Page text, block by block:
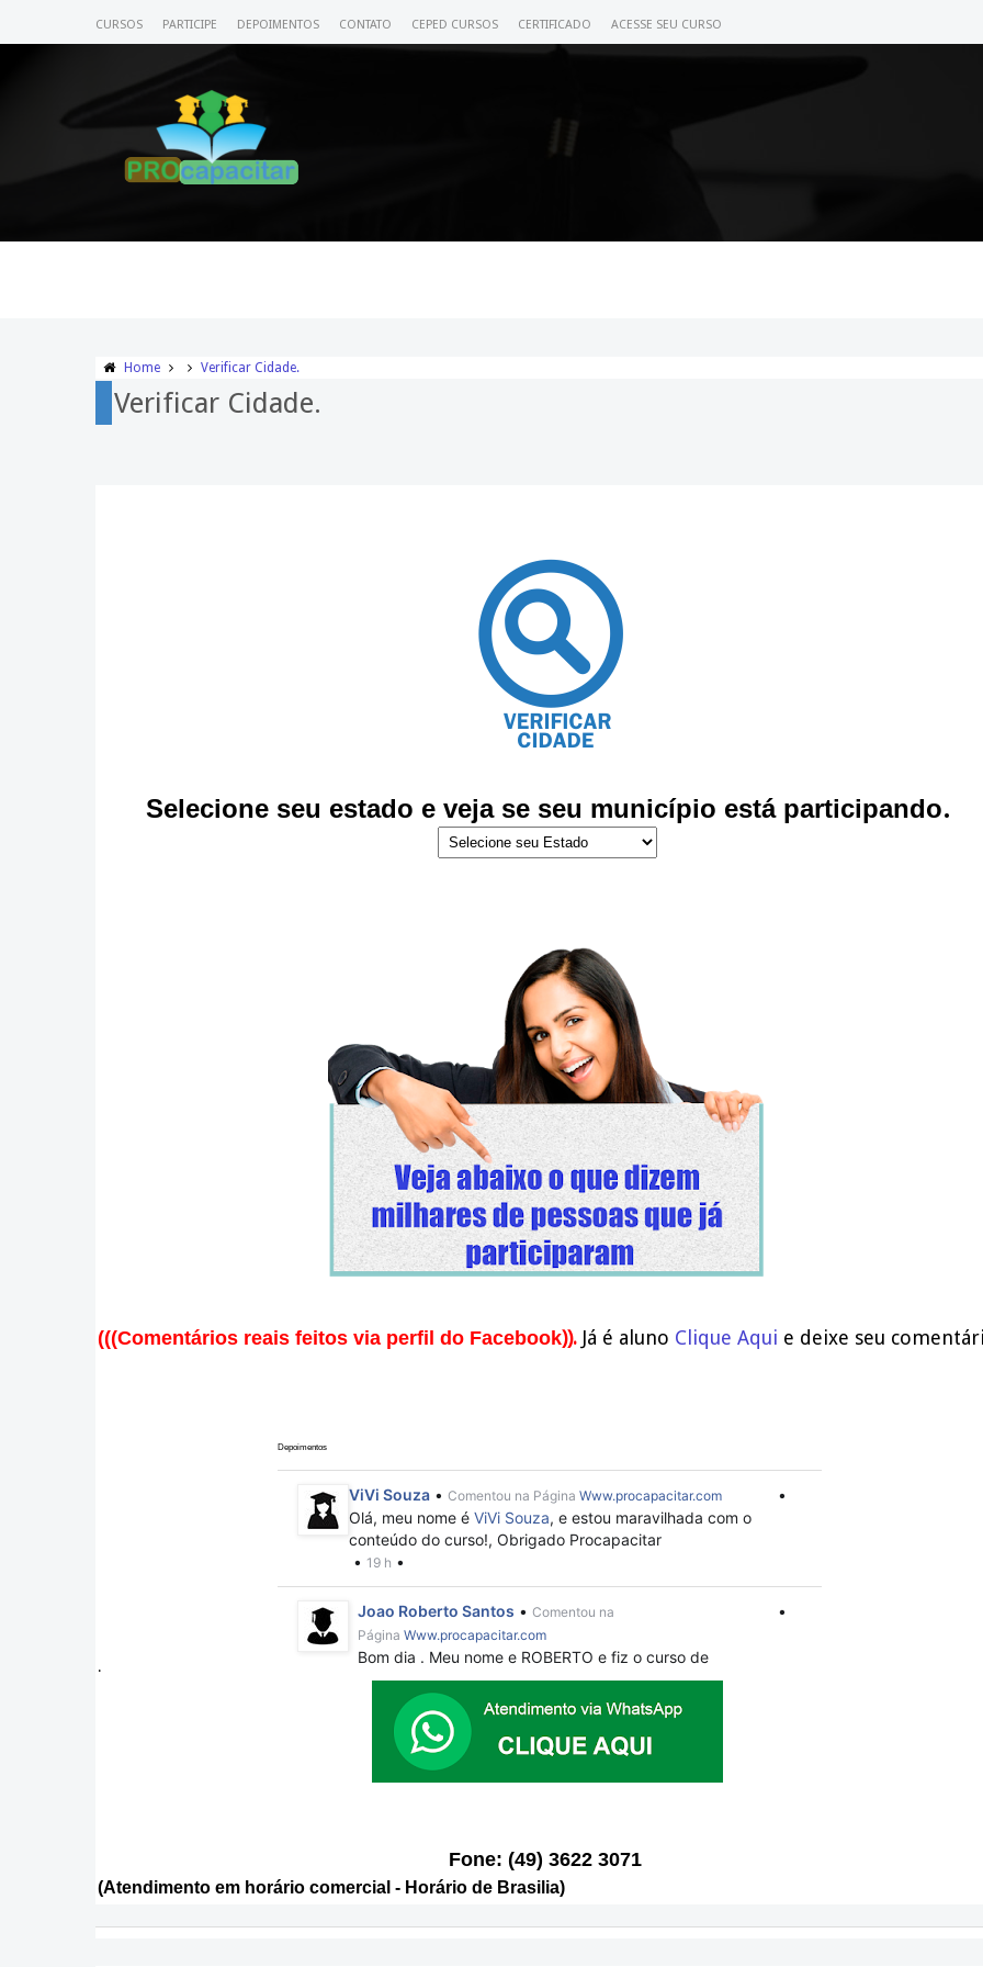
CURSOS PARTICIPE DEPOIMENTOS CONTATO CEPED CURSOS CERTIFICADO ACESSE SEU CURSO
Home Verificar Cidade.
Verificar Cidade.
Selecione seu estado e veja se seu município está participando.
(((Comentários reais feitos via perfil do Facebook)). Já é aluno Clique Aqui e deixe seu
.
Fone: (49) 3622 3071
(Atendimento em horário comercial - Horário de Brasilia)